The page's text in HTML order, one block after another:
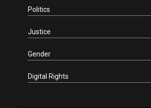
Politics
Justice
Gender
Digital Rights